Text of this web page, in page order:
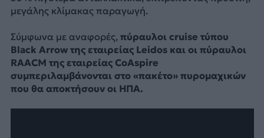
μεγάλης κλίμακας παραγωγή.
Σύμφωνα με αναφορές, πύραυλοι cruise τύπου
Black Arrow της εταιρείας Leidos και οι πύραυλοι
RAACM της εταιρείας CoAspire
συμπεριλαμβάνονται στο «πακέτο» πυρομαχικών
που θα αποκτήσουν οι ΗΠΑ.